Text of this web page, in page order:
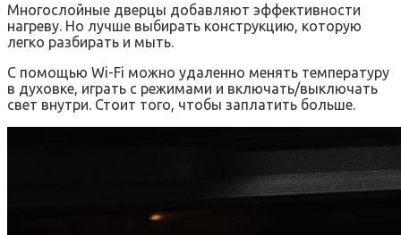
Многослойные дверцы добавляют эффективности
нагреву. Но лучше выбирать конструкцию, которую
легко разбирать и мыть.
С помощью Wi-Fi можно удаленно менять температуру
в духовке, играть с режимами и включать/выключать
свет внутри. Стоит того, чтобы заплатить больше.